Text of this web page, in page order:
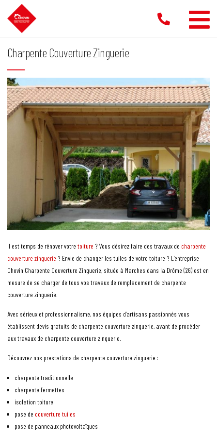
contenu
Charpente Couverture Zinguerie
Il est temps de rénover votre toiture ? Vous désirez faire des travaux de charpente
couverture zinguerie ? Envie de changer les tuiles de votre toiture ? L’entreprise
Chovin Charpente Couverture Zinguerie, située à Marches dans la Drôme (26) est en
mesure de se charger de tous vos travaux de remplacement de charpente
couverture zinguerie.
Avec sérieux et professionnalisme, nos équipes d’artisans passionnés vous
établissent devis gratuits de charpente couverture zinguerie, avant de procéder
aux travaux de charpente couverture zinguerie.
Découvrez nos prestations de charpente couverture zinguerie :
charpente traditionnelle
charpente fermettes
isolation toiture
pose de couverture tuiles
pose de panneaux photovoltaïques